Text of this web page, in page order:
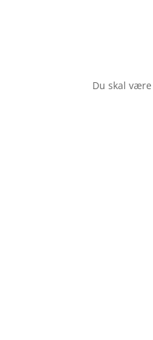
Du skal være